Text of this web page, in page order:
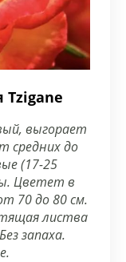
Tzigane
выгорает
средних до
(17-25
Цветет в
70 до 80 см.
листва
запаха.